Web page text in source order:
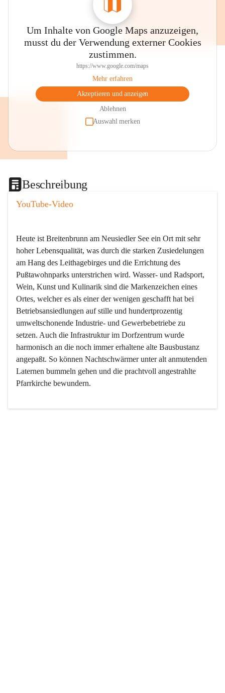
Um Inhalte von Google Maps anzuzeigen,
musst du der Verwendung externer Cookies
zustimmen.
https://www.google.com/maps
Mehr erfahren
Akzeptieren und anzeigen
Ablehnen
Auswahl merken
Beschreibung
YouTube-Video
Heute ist Breitenbrunn am Neusiedler See ein Ort mit sehr
hoher Lebensqualität, was durch die starken Zusiedelungen
am Hang des Leithagebirges und die Errichtung des
Pußtawohnparks unterstrichen wird. Wasser- und Radsport,
Wein, Kunst und Kulinarik sind die Markenzeichen eines
Ortes, welcher es als einer der wenigen geschafft hat bei
Betriebsansiedlungen auf stille und hundertprozentig
umweltschonende Industrie- und Gewerbebetriebe zu
setzen. Auch die Infrastruktur im Dorfzentrum wurde
harmonisch an die noch immer erhaltene alte Bausbustanz
angepaßt. So können Nachtschwärmer unter alt anmutenden
Laternen bummeln gehen und die prachtvoll angestrahlte
Pfarrkirche bewundern.
Der Weinbau dominert heute nicht mehr, ist aber integrativer